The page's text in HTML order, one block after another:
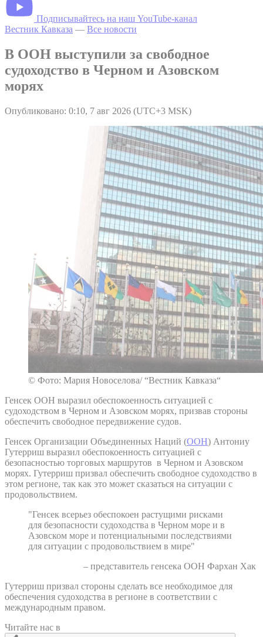
Подписывайтесь на наш YouTube-канал
Вестник Кавказа — Все новости
В ООН выступили за свободное
судоходство в Черном и Азовском
морях
Опубликовано: 0:10, 7 авг 2026 (UTC+3 MSK)
© Фото: Мария Новоселова/ “Вестник Кавказа“
Генсек ООН выразил обеспокоенность ситуацией с
судоходством в Черном и Азовском морях, призвав стороны
обеспечить свободное передвижение судов.
Генсек Организации Объединенных Наций (ООН) Антониу
Гутерриш выразил обеспокоенность ситуацией с
безопасностью торговых маршрутов в Черном и Азовском
морях. Гутерриш призвал обеспечить свободное судоходство в
этом регионе, так как это может сказаться на ситуации с
продовольствием.
"Генсек всерьез обеспокоен растущими рисками
для безопасности судоходства в Черном море и в
Азовском море и потенциальными последствиями
для ситуации с продовольствием в мире"
– представитель генсека ООН Фархан Хак
Гутерриш призвал стороны сделать все необходимое для
обеспечения судоходства в регионе в соответствии с
международным правом.
Читайте нас в